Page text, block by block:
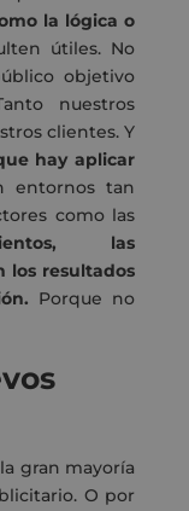
la lógica o
útiles. No
objetivo
nuestros
clientes. Y
hay aplicar
entornos tan
como las
las
los resultados
Porque no
gran mayoría
O por